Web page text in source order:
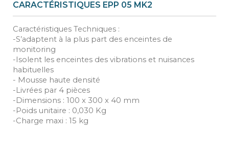
CARACTÉRISTIQUES EPP 05 MK2
Caractéristiques Techniques :
-S’adaptent à la plus part des enceintes de
monitoring
-Isolent les enceintes des vibrations et nuisances
habituelles
- Mousse haute densité
-Livrées par 4 pièces
-Dimensions : 100 x 300 x 40 mm
-Poids unitaire : 0,030 Kg
-Charge maxi : 15 kg